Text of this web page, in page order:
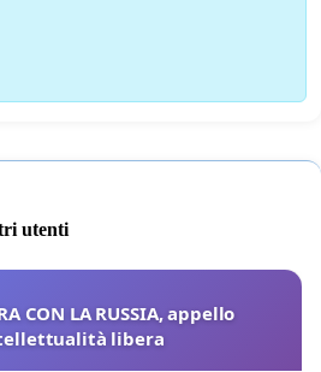
utenti
CON LA RUSSIA, appello
libera